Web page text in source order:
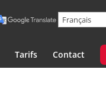
Tarifs Contact